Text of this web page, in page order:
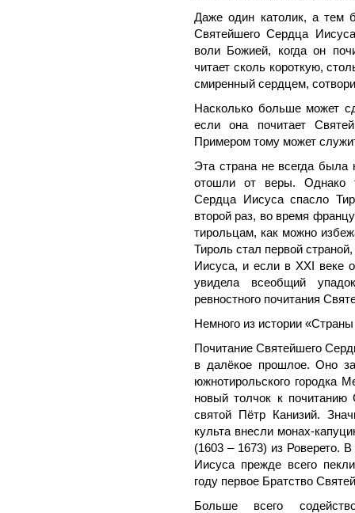
Даже один католик, а тем
Святейшего Сердца
воли Божией, когда он
читает сколь короткую,
смиренный сердцем,
Насколько больше может
если она почитает
Примером тому может
Эта страна не всегда
отошли от веры. Однако
Сердца Иисуса спасло
второй раз, во время
тирольцам, как можно
Тироль стал первой
Иисуса, и если в XXI веке
увидела всеобщий
ревностного почитания
Немного из истории
Почитание Святейшего
в далёкое прошлое. Оно
южнотирольского городка
новый толчок к
святой Пётр Канизий.
культа внесли монах-
(1603 – 1673) из Роверето.
Иисуса прежде всего
году первое Братство
Больше всего